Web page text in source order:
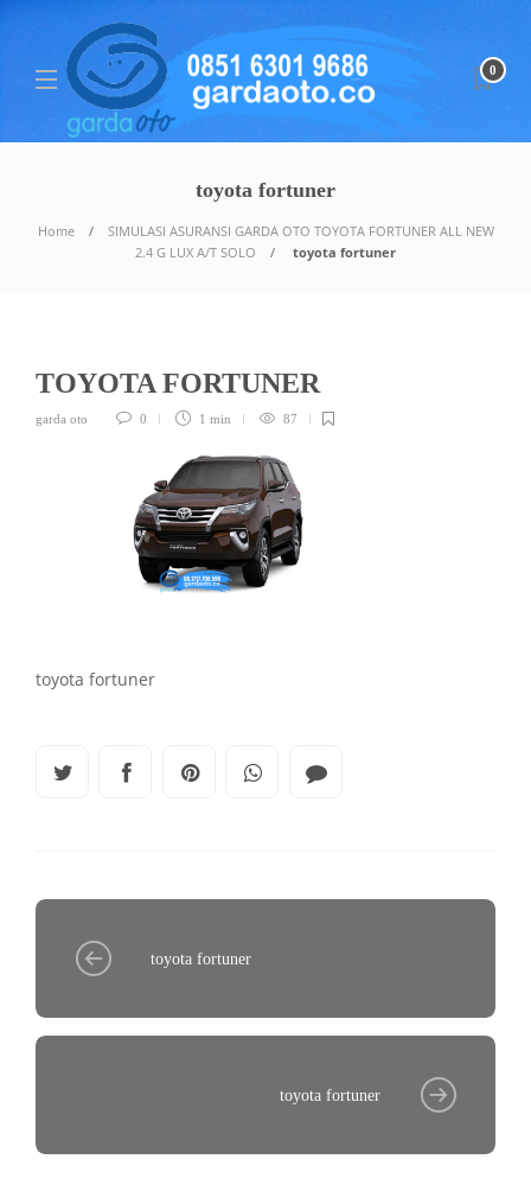
0
toyota fortuner
Home
SIMULASI ASURANSI GARDA OTO TOYOTA FORTUNER ALL NEW
2.4 G LUX A/T SOLO
toyota fortuner
TOYOTA FORTUNER
garda oto 0 1 min 87
toyota fortuner
toyota fortuner
toyota fortuner